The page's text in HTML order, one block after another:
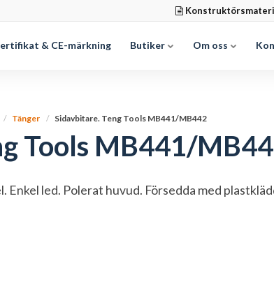
& CE-märkning Butiker Om oss
Tänger Sidavbitare. Teng Tools MB441/MB442
Tools MB441/
Enkel led. Polerat huvud. Försedda med